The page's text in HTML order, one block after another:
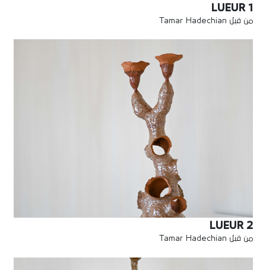
LUEUR 1
من قبل Tamar Hadechian
LUEUR 2
من قبل Tamar Hadechian